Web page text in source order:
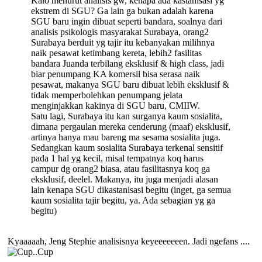
ekstrem di SGU? Ga lain ga bukan adalah karena
SGU baru ingin dibuat seperti bandara, soalnya dari
analisis psikologis masyarakat Surabaya, orang2
Surabaya berduit yg tajir itu kebanyakan milihnya
naik pesawat ketimbang kereta, lebih2 fasilitas
bandara Juanda terbilang eksklusif & high class, jadi
biar penumpang KA komersil bisa serasa naik
pesawat, makanya SGU baru dibuat lebih eksklusif &
tidak memperbolehkan penumpang jelata
menginjakkan kakinya di SGU baru, CMIIW.
Satu lagi, Surabaya itu kan surganya kaum sosialita,
dimana pergaulan mereka cenderung (maaf) eksklusif,
artinya hanya mau bareng ma sesama sosialita juga.
Sedangkan kaum sosialita Surabaya terkenal sensitif
pada 1 hal yg kecil, misal tempatnya koq harus
campur dg orang2 biasa, atau fasilitasnya koq ga
eksklusif, deelel. Makanya, itu juga menjadi alasan
lain kenapa SGU dikastanisasi begitu (inget, ga semua
kaum sosialita tajir begitu, ya. Ada sebagian yg ga
begitu)
Kyaaaaah, Jeng Stephie analisisnya keyeeeeeeen. Jadi ngefans ....